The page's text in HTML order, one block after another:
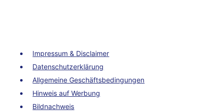
Impressum & Disclaimer
Datenschutzerklärung
Allgemeine Geschäftsbedingungen
Hinweis auf Werbung
Bildnachweis